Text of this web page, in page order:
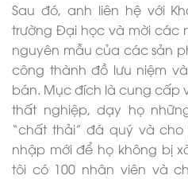
Sau đó, anh liên hệ với
trường Đại học và mời các
nguyên mẫu của các sản
công thành đồ lưu niệm
bán. Mục đích là cung cấp
thất nghiệp, dạy họ
“chất thải” đá quý và
nhập mới để họ không bị
tôi có 100 nhân viên và